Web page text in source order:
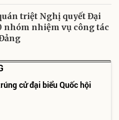
triệt Nghị quyết Đại
nhóm nhiệm vụ công tác
cử đại biểu Quốc hội